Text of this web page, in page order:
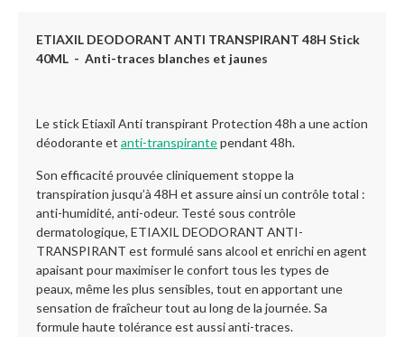
ETIAXIL DEODORANT ANTI TRANSPIRANT 48H Stick
40ML - Anti-traces blanches et jaunes
Le stick Etiaxil Anti transpirant Protection 48h a une action
déodorante et anti-transpirantependant 48h.
Son efficacité prouvée cliniquement stoppe la
transpiration jusqu’à 48H et assure ainsi un contrôle total :
anti-humidité, anti-odeur. Testé sous contrôle
dermatologique, ETIAXIL DEODORANT ANTI-
TRANSPIRANT est formulé sans alcool et enrichi en agent
apaisant pour maximiser le confort tous les types de
peaux, même les plus sensibles, tout en apportant une
sensation de fraîcheur tout au long de la journée. Sa
formule haute tolérance est aussi anti-traces.